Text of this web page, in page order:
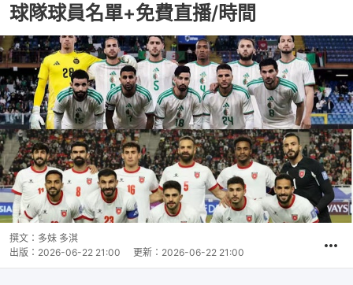
球隊球員名單+免費直播/時間
撰文： 多妹 多淇
出版： 2026-06-22 21:00 更新： 2026-06-22 21:00